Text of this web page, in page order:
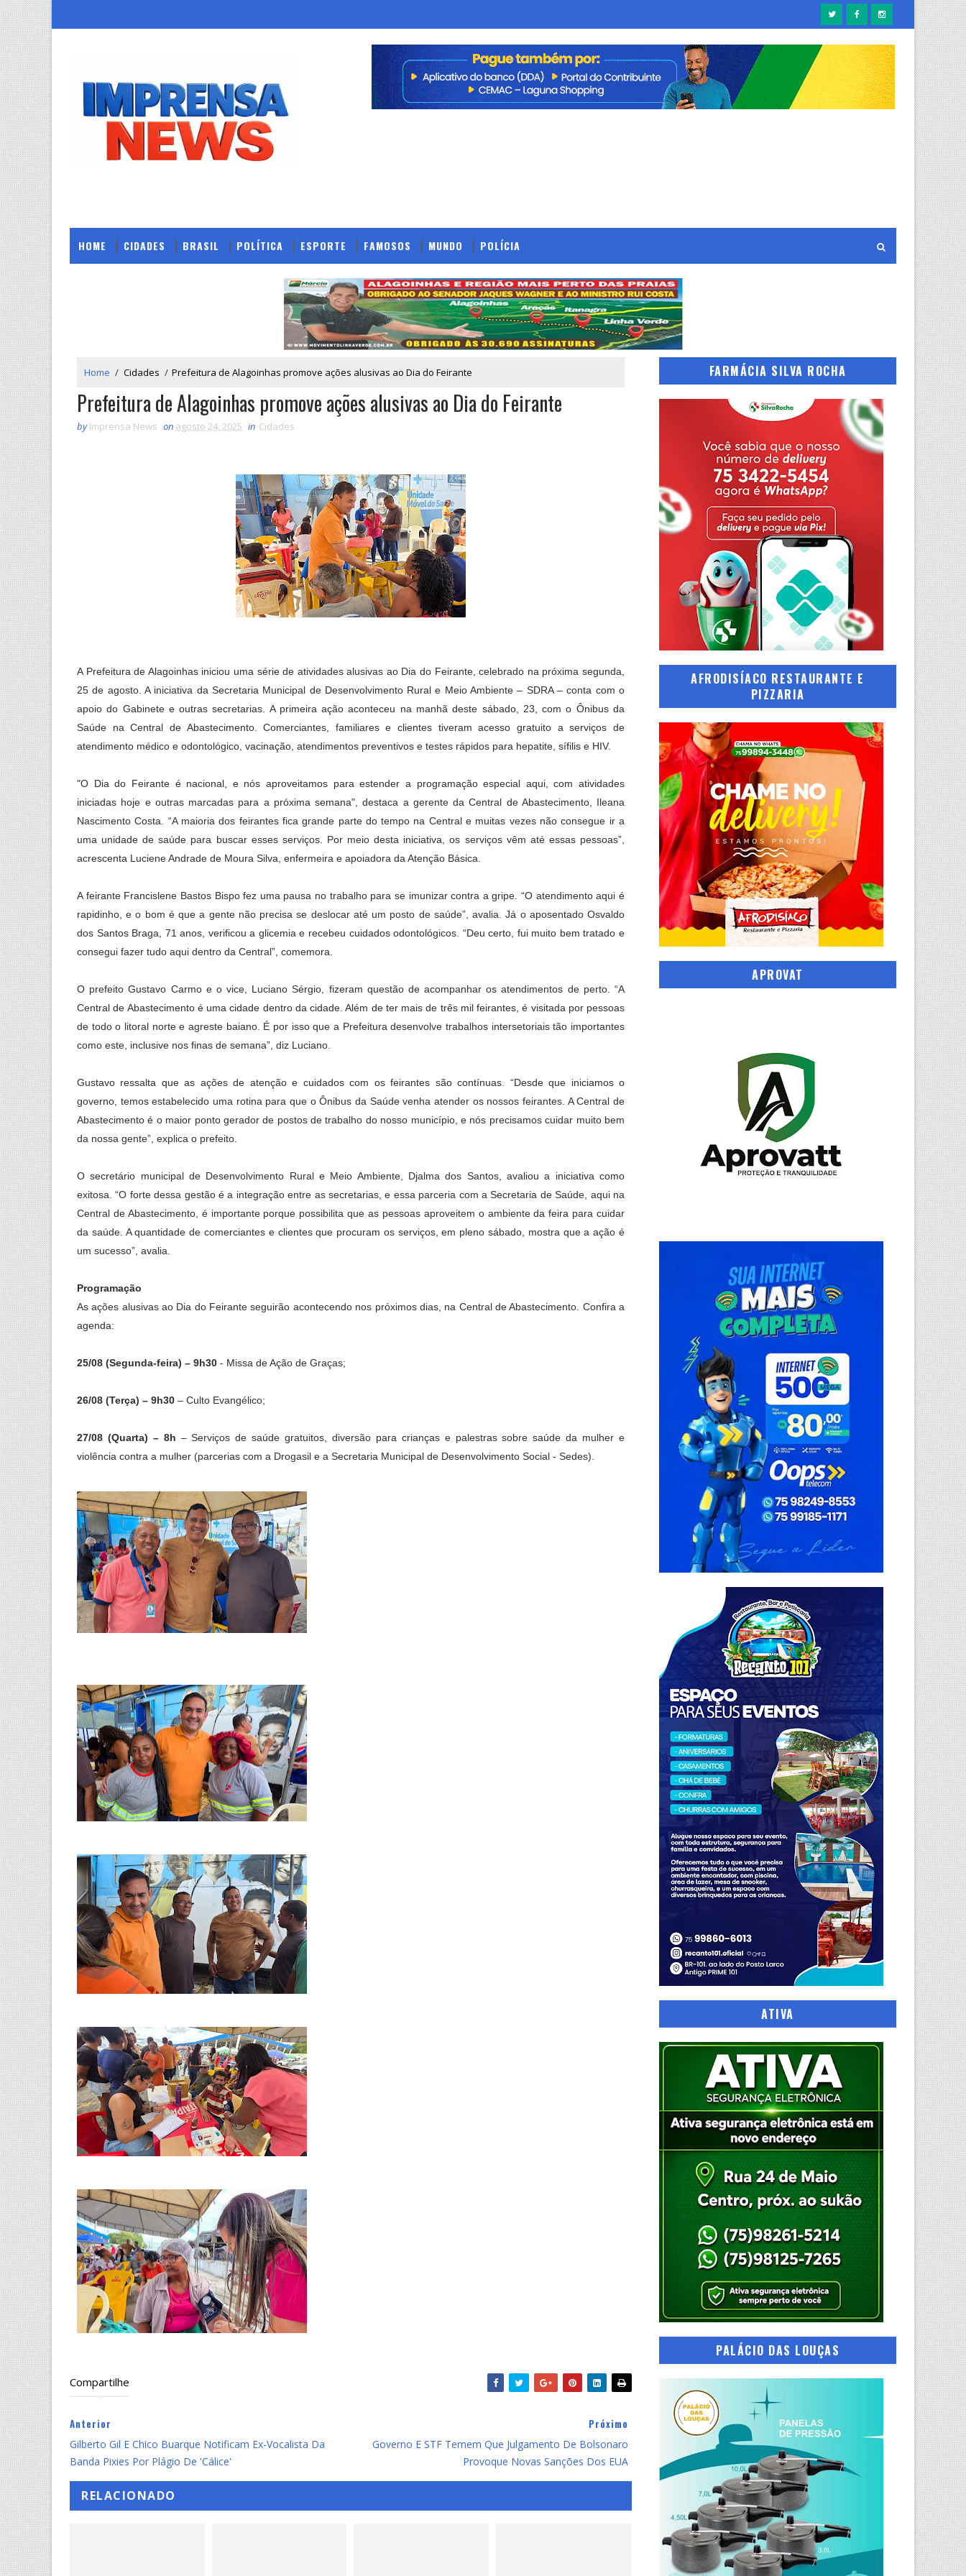
HOME CIDADES BRASIL POLÍTICA ESPORTE FAMOSOS MUNDO POLÍCIA
Home / Cidades / Prefeitura de Alagoinhas promove ações alusivas ao Dia do Feirante
Prefeitura de Alagoinhas promove ações alusivas ao Dia do Feirante
by Imprensa News on agosto 24, 2025 in Cidades
A Prefeitura de Alagoinhas iniciou uma série de atividades alusivas ao Dia do Feirante, celebrado na próxima segunda,
25 de agosto. A iniciativa da Secretaria Municipal de Desenvolvimento Rural e Meio Ambiente – SDRA – conta com o
apoio do Gabinete e outras secretarias. A primeira ação aconteceu na manhã deste sábado, 23, com o Ônibus da
Saúde na Central de Abastecimento. Comerciantes, familiares e clientes tiveram acesso gratuito a serviços de
atendimento médico e odontológico, vacinação, atendimentos preventivos e testes rápidos para hepatite, sífilis e HIV.
"O Dia do Feirante é nacional, e nós aproveitamos para estender a programação especial aqui, com atividades
iniciadas hoje e outras marcadas para a próxima semana", destaca a gerente da Central de Abastecimento, Ileana
Nascimento Costa. “A maioria dos feirantes fica grande parte do tempo na Central e muitas vezes não consegue ir a
uma unidade de saúde para buscar esses serviços. Por meio desta iniciativa, os serviços vêm até essas pessoas”,
acrescenta Luciene Andrade de Moura Silva, enfermeira e apoiadora da Atenção Básica.
A feirante Francislene Bastos Bispo fez uma pausa no trabalho para se imunizar contra a gripe. “O atendimento aqui é
rapidinho, e o bom é que a gente não precisa se deslocar até um posto de saúde”, avalia. Já o aposentado Osvaldo
dos Santos Braga, 71 anos, verificou a glicemia e recebeu cuidados odontológicos. “Deu certo, fui muito bem tratado e
consegui fazer tudo aqui dentro da Central”, comemora.
O prefeito Gustavo Carmo e o vice, Luciano Sérgio, fizeram questão de acompanhar os atendimentos de perto. “A
Central de Abastecimento é uma cidade dentro da cidade. Além de ter mais de três mil feirantes, é visitada por pessoas
de todo o litoral norte e agreste baiano. É por isso que a Prefeitura desenvolve trabalhos intersetoriais tão importantes
como este, inclusive nos finas de semana”, diz Luciano.
Gustavo ressalta que as ações de atenção e cuidados com os feirantes são contínuas. “Desde que iniciamos o
governo, temos estabelecido uma rotina para que o Ônibus da Saúde venha atender os nossos feirantes. A Central de
Abastecimento é o maior ponto gerador de postos de trabalho do nosso município, e nós precisamos cuidar muito bem
da nossa gente”, explica o prefeito.
O secretário municipal de Desenvolvimento Rural e Meio Ambiente, Djalma dos Santos, avaliou a iniciativa como
exitosa. “O forte dessa gestão é a integração entre as secretarias, e essa parceria com a Secretaria de Saúde, aqui na
Central de Abastecimento, é importante porque possibilita que as pessoas aproveitem o ambiente da feira para cuidar
da saúde. A quantidade de comerciantes e clientes que procuram os serviços, em pleno sábado, mostra que a ação é
um sucesso”, avalia.
Programação
As ações alusivas ao Dia do Feirante seguirão acontecendo nos próximos dias, na Central de Abastecimento. Confira a
agenda:
25/08 (Segunda-feira) – 9h30 - Missa de Ação de Graças;
26/08 (Terça) – 9h30 – Culto Evangélico;
27/08 (Quarta) – 8h – Serviços de saúde gratuitos, diversão para crianças e palestras sobre saúde da mulher e
violência contra a mulher (parcerias com a Drogasil e a Secretaria Municipal de Desenvolvimento Social - Sedes).
Compartilhe
Anterior
Gilberto Gil E Chico Buarque Notificam Ex-Vocalista Da
Banda Pixies Por Plágio De 'Cálice'
Próximo
Governo E STF Temem Que Julgamento De Bolsonaro
Provoque Novas Sanções Dos EUA
RELACIONADO
FARMÁCIA SILVA ROCHA
AFRODISÍACO RESTAURANTE E
PIZZARIA
APROVAT
ATIVA
PALÁCIO DAS LOUÇAS